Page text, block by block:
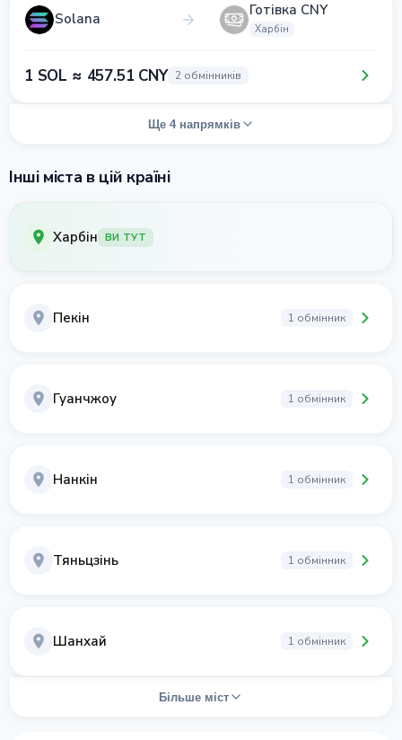
Solana Готівка CNY
Харбін
1 SOL ≈ 457.51 CNY 2 обмінників
Ще 4 напрямків
Інші міста в цій країні
Харбін ВИ ТУТ
Пекін 1 обмінник
Гуанчжоу 1 обмінник
Нанкін 1 обмінник
Тяньцзінь 1 обмінник
Шанхай 1 обмінник
Більше міст